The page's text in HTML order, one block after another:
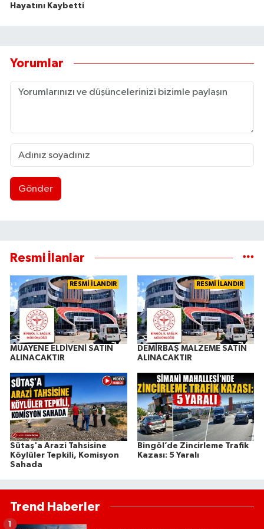
Hayatını Kaybetti
Yorumlar
Gönder
Resmi İlanlar
RESMİ İLANDIR
MUAYENE ELDİVENİ SATIN
ALINACAKTIR
RESMİ İLANDIR
DEMİRBAŞ MALZEME SATIN
ALINACAKTIR
Sütaş'a Arazi Tahsisine
Köylüler Tepkili, Komisyon
Sahada
Bingöl’de Zincirleme Trafik
Kazası: 5 Yaralı
Trend Haberler
1